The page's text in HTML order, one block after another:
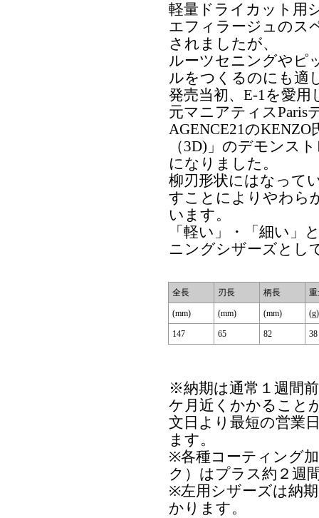
軽量ドライカット用
エフィラージュのス
されましたが、
ルーツセニングやピ
ルをつくるのにも適
発売当初、E-1を愛
元マニアティスParis
AGENCE21の
（3D)」のデモンス
になりました。
柳刃形状にはなって
すことによりやわら
います。
「軽い」・「細い」
ニングシザーズとし
全長 刃長 柄長 重
(mm) (mm) (mm) (g)
147 65 82 38
※納期は通常１週間
ケ月近くかかること
文日より最短の営業
ます。
※各種コーティング
ク）はプラス約２週
※左用シザーズは納
かります。